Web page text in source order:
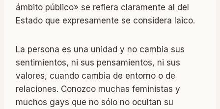
ámbito público» se refiera claramente al del
Estado que expresamente se considera laico.
La persona es una unidad y no cambia sus
sentimientos, ni sus pensamientos, ni sus
valores, cuando cambia de entorno o de
relaciones. Conozco muchas feministas y
muchos gays que no sólo no ocultan su